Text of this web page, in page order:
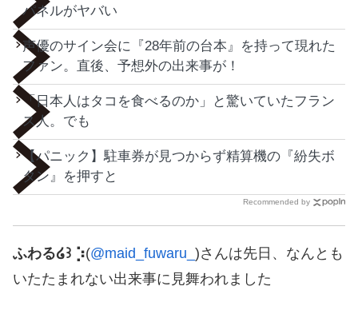
パネルがヤバい
声優のサイン会に『28年前の台本』を持って現れた
ファン。直後、予想外の出来事が！
「日本人はタコを食べるのか」と驚いていたフラン
ス人。でも
【パニック】駐車券が見つからず精算機の『紛失ボ
タン』を押すと
Recommended by
ふわる໒꒱ ⡱(@maid_fuwaru_ )さんは先日、なんとも
いたたまれない出来事に見舞われました